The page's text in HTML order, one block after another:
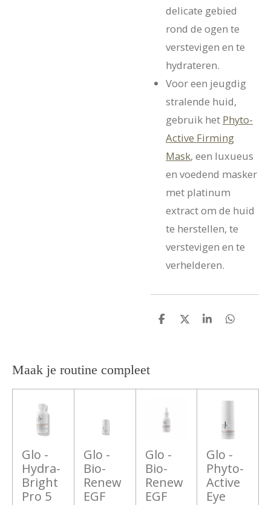
delicate gebied
rond de ogen te
verstevigen en te
hydrateren.
Voor een jeugdig
stralende huid,
gebruik het Phyto-
Active Firming
Mask, een luxueus
en voedend masker
met platinum
extract om de huid
te herstellen, te
verstevigen en te
verhelderen.
D
D
S
D
Maak je routine compleet
Glo -
Hydra-
Bright
Pro 5
Glo -
Bio-
Renew
EGF
Glo -
Bio-
Renew
EGF
Glo -
Phyto-
Active
Eye